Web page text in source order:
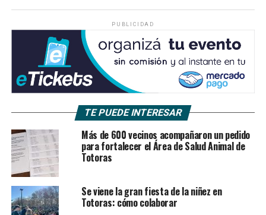
PUBLICIDAD
TE PUEDE INTERESAR
Más de 600 vecinos acompañaron un pedido
para fortalecer el Área de Salud Animal de
Totoras
Se viene la gran fiesta de la niñez en
Totoras: cómo colaborar